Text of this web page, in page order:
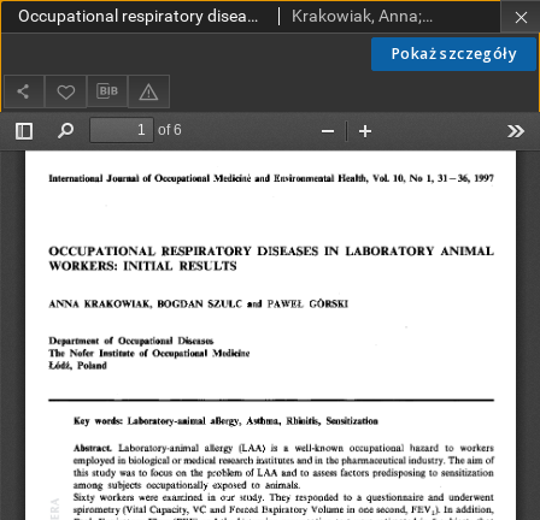
Pokaż szczegóły
Occupational respiratory diseases in laboratory animal workers: initial results Krakowiak, Anna; Szulc, Bogdan; Górski, Paweł